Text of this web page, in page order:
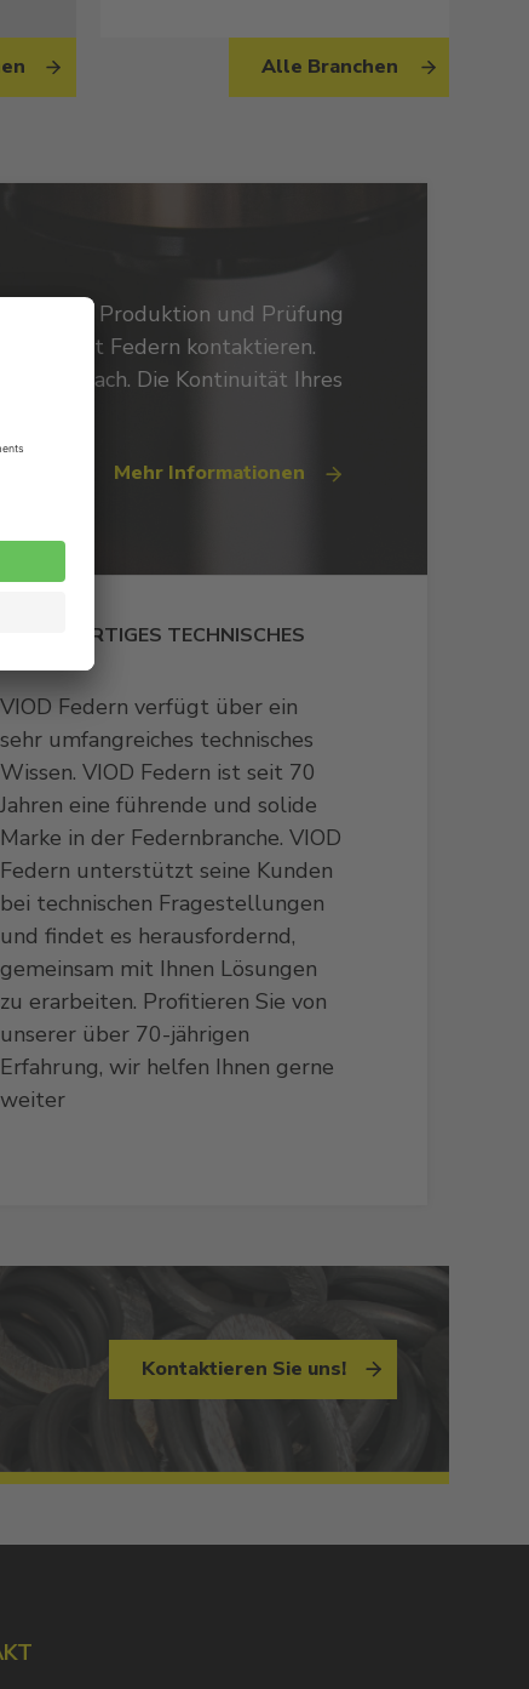
Alle Branchen
Produktion und Prüfung
mit Federn kontaktieren.
nach. Die Kontinuität Ihres
Mehr Informationen
HOCHWERTIGES TECHNISCHES
VIOD Federn verfügt über ein
sehr umfangreiches technisches
Wissen. VIOD Federn ist seit 70
Jahren eine führende und solide
Marke in der Federnbranche. VIOD
Federn unterstützt seine Kunden
bei technischen Fragestellungen
und findet es herausfordernd,
gemeinsam mit Ihnen Lösungen
zu erarbeiten. Profitieren Sie von
unserer über 70-jährigen
Erfahrung, wir helfen Ihnen gerne
weiter
Kontaktieren Sie uns!